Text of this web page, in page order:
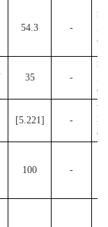
54.3 -
约
性
35 -
约
性
[5.221 ] -
预
期
性
100 -